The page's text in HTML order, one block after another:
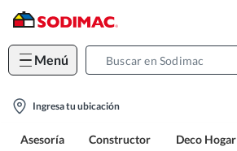
Menú
location-
Ingresa tu ubicación
Asesoría Constructor Deco Hogar